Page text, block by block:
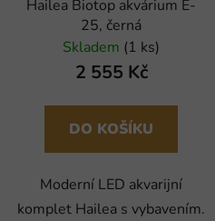
Hailea Biotop akvárium E-
25, černá
Skladem (1 ks)
2 555 Kč
DO KOŠÍKU
Moderní LED akvarijní
komplet Hailea s vybavením.